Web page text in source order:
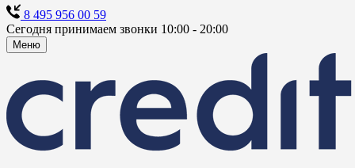
8 495 956 00 59
Сегодня принимаем звонки 10:00 - 20:00
Меню